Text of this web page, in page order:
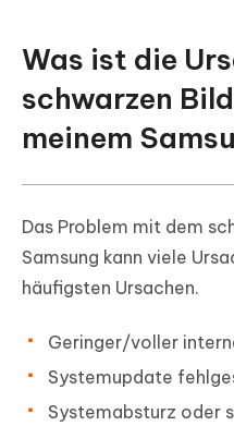
schwarzen
S24/S20/S21/S22
Lösung 5:
S24/S20/S21/S22
Werkseinstellungen
Was ist die
schwarzen
meinem
Das Problem mit dem
Samsung kann viele
häufigsten Ursachen.
Geringer/voller
Systemupdate
Systemabsturz oder